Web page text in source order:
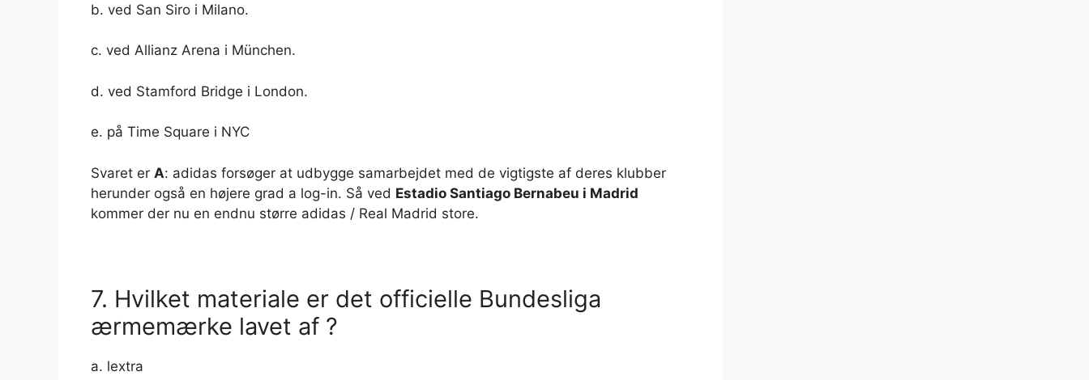
b. ved San Siro i Milano.
c. ved Allianz Arena i München.
d. ved Stamford Bridge i London.
e. på Time Square i NYC
Svaret er A: adidas forsøger at udbygge samarbejdet med de vigtigste af deres klubber
herunder også en højere grad a log-in. Så ved Estadio Santiago Bernabeu i Madrid
kommer der nu en endnu større adidas / Real Madrid store.
7. Hvilket materiale er det officielle Bundesliga
ærmemærke lavet af ?
a. lextra